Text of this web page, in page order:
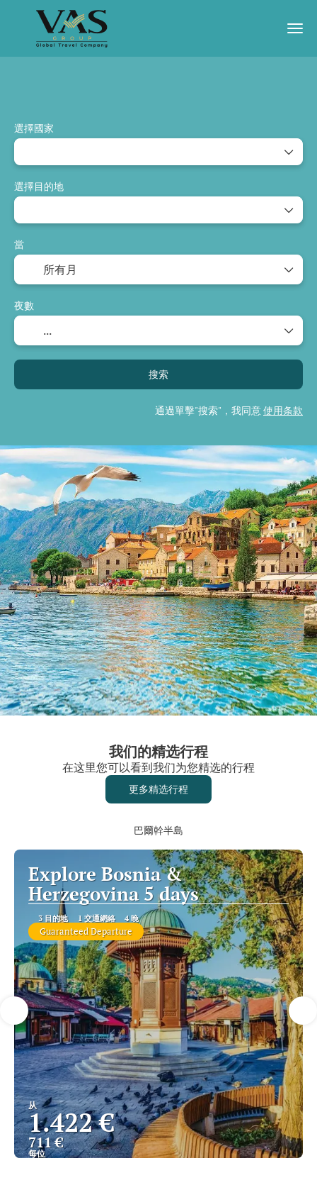
選擇國家
選擇目的地
當
夜數
搜索
通過單擊"搜索"，我同意使用条款
我们的精选行程
在这里您可以看到我们为您精选的行程
更多精选行程
巴爾幹半島
Explore Bosnia &
Herzegovina 5 days
3 目的地 1 交通網絡 4 晚
Guaranteed Departure
从
1.422 €
711 €
每位